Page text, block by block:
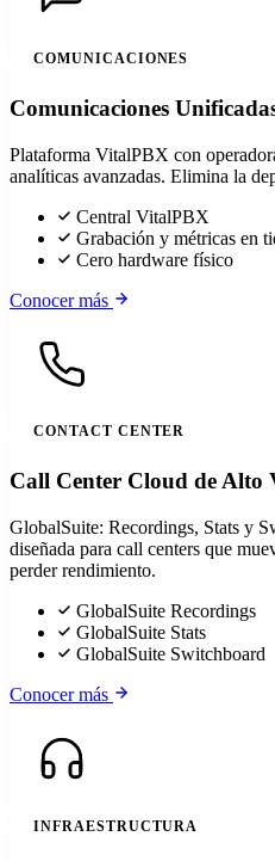
COMUNICACIONES
Comunicaciones
Plataforma VitalPBX con
analíticas avanzadas. Elimina la
Central VitalPBX
Grabación y métricas en
Cero hardware físico
Conocer más
CONTACT CENTER
Call Center Cloud de Alto
GlobalSuite: Recordings, Stats y
diseñada para call centers que
perder rendimiento.
GlobalSuite Recordings
GlobalSuite Stats
GlobalSuite Switchboard
Conocer más
INFRAESTRUCTURA